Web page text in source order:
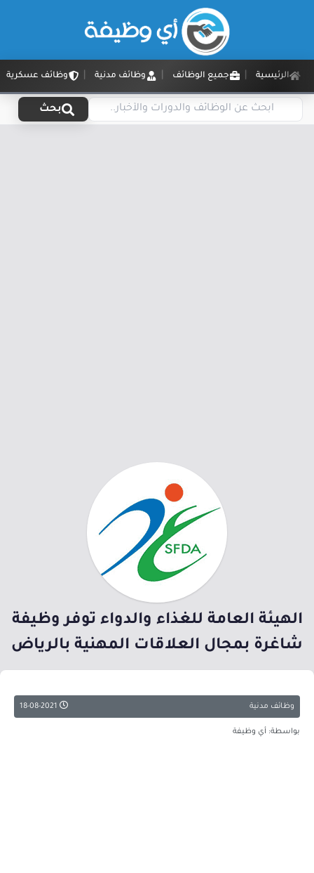
الرئيسية جميع الوظائف وظائف مدنية وظائف عسكرية
بحث
الهيئة العامة للغذاء والدواء توفر وظيفة
شاغرة بمجال العلاقات المهنية بالرياض
وظائف مدنية
بواسطة: أي وظيفة